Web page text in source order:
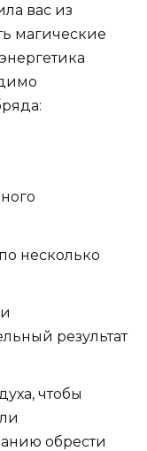
вас из
магические
несколько
результат
чтобы
обрести